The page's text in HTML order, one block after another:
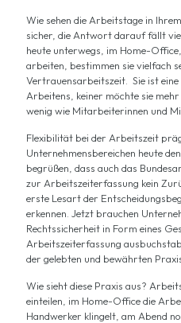
Wie sehen die Arbeitstage in
sicher, die Antwort darauf fällt
heute unterwegs, im Home-
arbeiten, bestimmen sie vielfach
Vertrauensarbeitszeit. Sie ist
Arbeitens, keiner möchte sie
wenig wie Mitarbeiterinnen und
Flexibilität bei der Arbeitszeit
Unternehmensbereichen heute
begrüßen, dass auch das
zur Arbeitszeiterfassung kein
erste Lesart der
erkennen. Jetzt brauchen
Rechtssicherheit in Form eines
Arbeitszeiterfassung
der gelebten und bewährten
Wie sieht diese Praxis aus?
einteilen, im Home-Office die
Handwerker klingelt, am Abend